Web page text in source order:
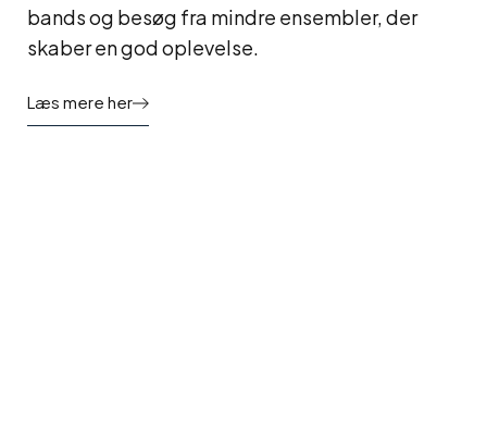
bands og besøg fra mindre ensembler, der
skaber en god oplevelse.
Læs mere her